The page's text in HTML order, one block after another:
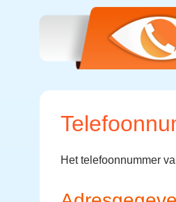
Het telefoonnummer